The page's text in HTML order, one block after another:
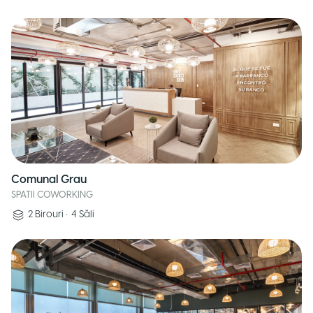
Comunal Grau
SPATII COWORKING
2 Birouri • 4 Săli